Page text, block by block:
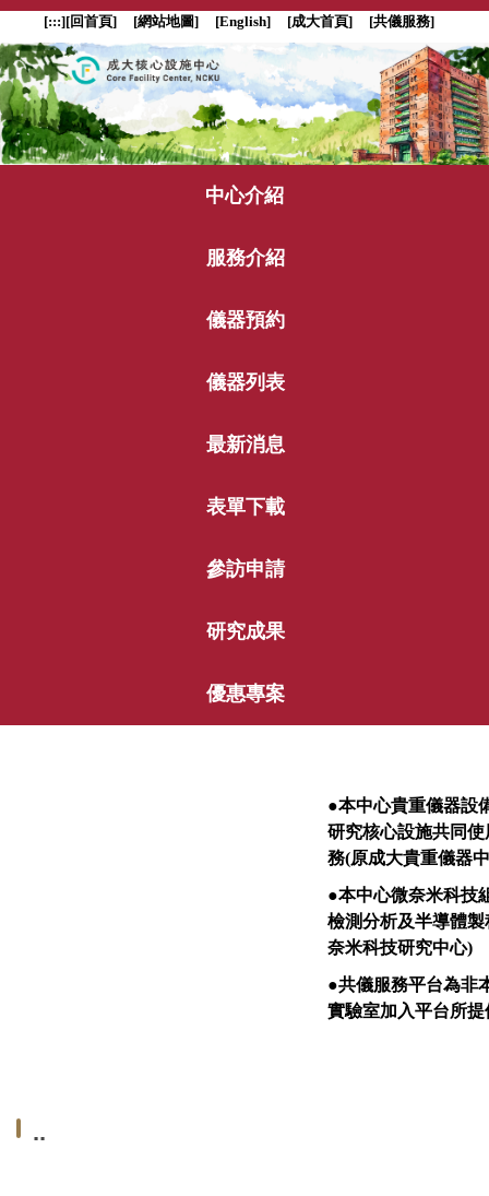
跳
主
要
內
容
區
[:::][回首頁] [網站地圖] [English] [成大首頁] [共儀服務]
中心介紹
服務介紹
儀器預約
儀器列表
最新消息
表單下載
參訪申請
研究成果
優惠專案
●本中心貴重儀器設
研究核心設施共同
務(原成大貴重儀器
●本中心微奈米科技
檢測分析及半導體
奈米科技研究中心)
●共儀服務平台為非
實驗室加入平台所
..